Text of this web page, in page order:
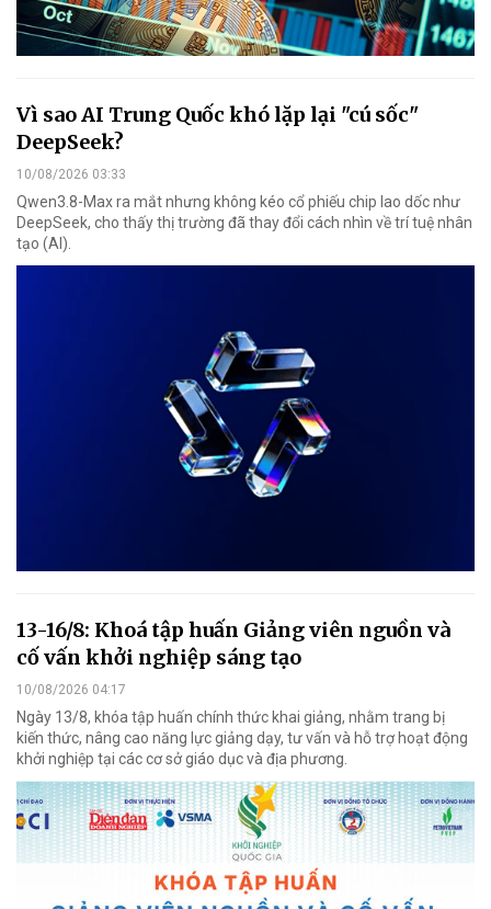
Vì sao AI Trung Quốc khó lặp lại "cú sốc"
DeepSeek?
10/08/2026 03:33
Qwen3.8-Max ra mắt nhưng không kéo cổ phiếu chip lao dốc như
DeepSeek, cho thấy thị trường đã thay đổi cách nhìn về trí tuệ nhân
tạo (AI).
13-16/8: Khoá tập huấn Giảng viên nguồn và
cố vấn khởi nghiệp sáng tạo
10/08/2026 04:17
Ngày 13/8, khóa tập huấn chính thức khai giảng, nhằm trang bị
kiến thức, nâng cao năng lực giảng dạy, tư vấn và hỗ trợ hoạt động
khởi nghiệp tại các cơ sở giáo dục và địa phương.